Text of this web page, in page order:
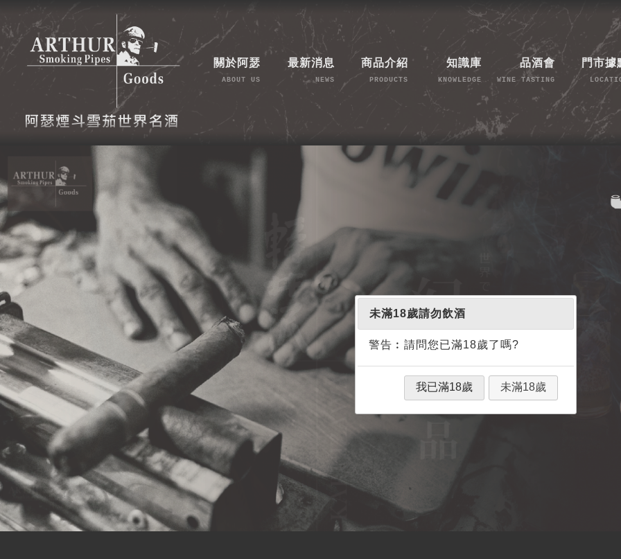
關於阿瑟
ABOUT US
最新消息
NEWS
商品介紹
PRODUCTS
知識庫
KNOWLEDGE
品酒會
WINE TASTING
門市據
未滿18歲請勿飲酒
警告︰請問您已滿18歲了嗎?
我已滿18歲 未滿18歲